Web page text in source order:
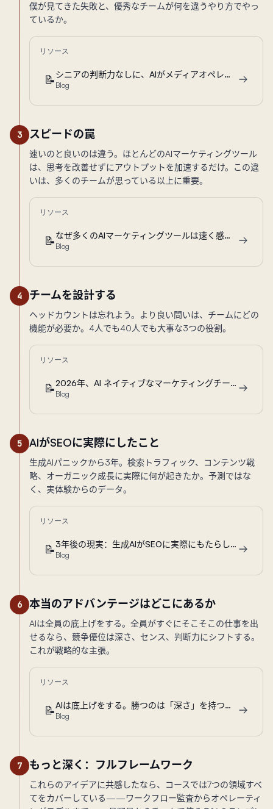
僕が見てきた失敗と、優秀なチームが何を違うやり方でやっ
ているか。
リソース
📝 シニアの判断力なしに、AIがメディアオペレーションで未だに間違えること
Blog
3 スピードの罠
速いのと良いのは違う。ほとんどのAIマーケティングツール
は、思考を改善せずにアウトプットを加速するだけ。この違
いは、多くのチームが思っている以上に重要。
リソース
📝 なぜ多くのAIマーケティングツールは速く感じるのに、チームの判断力を鈍らせるのか
Blog
4 チームを設計する
ヘッドカウントは忘れよう。より良い問いは、チームにどの
機能が必要か。4人でも40人でも大事な3つの役割。
リソース
📝 2026年、AI ネイティブなマーケティングチームに本当に必要な役割とは
Blog
5 AIがSEOに実際にしたこと
生成AIパニックから3年。検索トラフィック、コンテンツ戦
略、オーガニック成長に実際に何が起きたか。予測ではな
く、実体験からのデータ。
リソース
📝 3年後の現実：生成AIがSEOに実際にもたらしたもの
Blog
6 本当のアドバンテージはどこにあるか
AIは全員の底上げをする。全員がすぐにそこそこの仕事を出
せるなら、競争優位は深さ、センス、判断力にシフトする。
これが戦略的な主張。
リソース
📝 AIは底上げをする。勝つのは「深さ」を持つ人だ。
Blog
7 もっと深く：フルフレームワーク
これらのアイデアに共感したなら、コースでは7つの領域すべ
てをカバーしている——ワークフロー監査からオペレーティ